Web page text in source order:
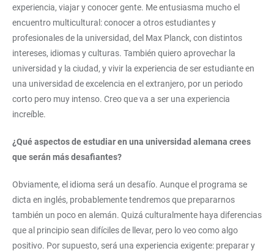
experiencia, viajar y conocer gente. Me entusiasma mucho el
encuentro multicultural: conocer a otros estudiantes y
profesionales de la universidad, del Max Planck, con distintos
intereses, idiomas y culturas. También quiero aprovechar la
universidad y la ciudad, y vivir la experiencia de ser estudiante en
una universidad de excelencia en el extranjero, por un periodo
corto pero muy intenso. Creo que va a ser una experiencia
increíble.
¿Qué aspectos de estudiar en una universidad alemana crees
que serán más desafiantes?
Obviamente, el idioma será un desafío. Aunque el programa se
dicta en inglés, probablemente tendremos que prepararnos
también un poco en alemán. Quizá culturalmente haya diferencias
que al principio sean difíciles de llevar, pero lo veo como algo
positivo. Por supuesto, será una experiencia exigente: preparar y